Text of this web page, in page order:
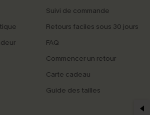
Suivi de commande
Retours faciles sous 30 jours
FAQ
Commencer un retour
Carte cadeau
Guide des tailles
DE -15%